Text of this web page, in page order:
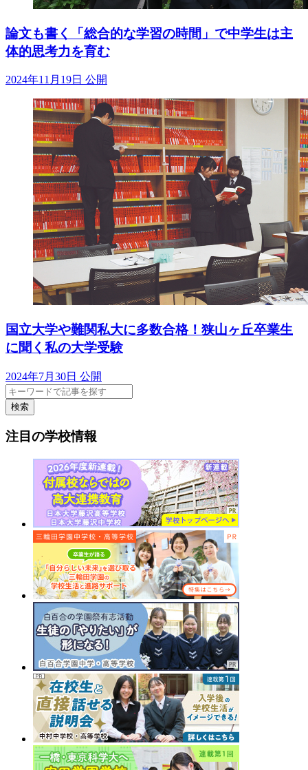
論文も書く「総合的な学習の時間」で中学生は主
体的思考力を育む
2024年11月19日 公開
国立大学や難関私大に多数合格！狭山ヶ丘卒業生
に聞く私の大学受験
2024年7月30日 公開
検索
注目の学校情報